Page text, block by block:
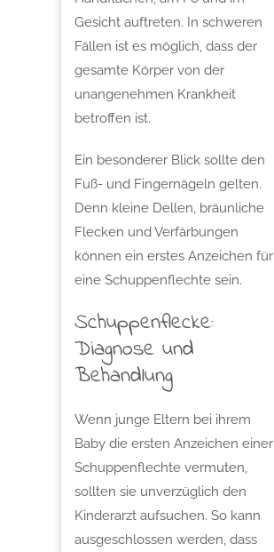
Gesicht auftreten. In schweren
Fällen ist es möglich, dass der
gesamte Körper von der
unangenehmen Krankheit
betroffen ist.
Ein besonderer Blick sollte den
Fuß- und Fingernägeln gelten.
Denn kleine Dellen, bräunliche
Flecken und Verfärbungen
können ein erstes Anzeichen für
eine Schuppenflechte sein.
Schuppenflecke:
Diagnose und
Behandlung
Wenn junge Eltern bei ihrem
Baby die ersten Anzeichen einer
Schuppenflechte vermuten,
sollten sie unverzüglich den
Kinderarzt aufsuchen. So kann
ausgeschlossen werden, dass